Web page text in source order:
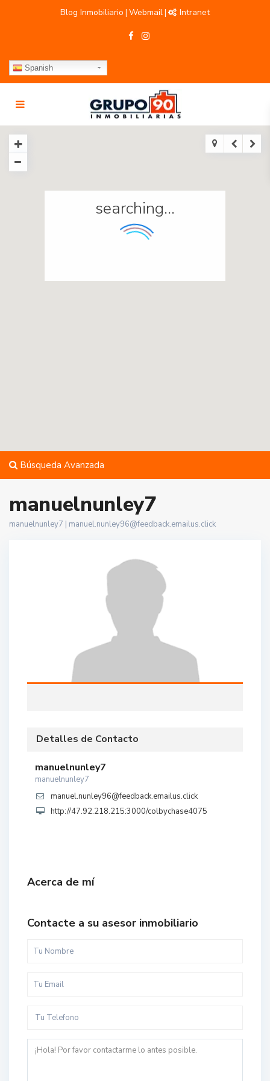
Blog Inmobiliario | Webmail| Intranet
Spanish
searching...
Búsqueda Avanzada
manuelnunley7
manuelnunley7 | manuel.nunley96@feedback.emailus.click
Detalles de Contacto
manuelnunley7
manuelnunley7
manuel.nunley96@feedback.emailus.click
http://47.92.218.215:3000/colbychase4075
Acerca de mí
Contacte a su asesor inmobiliario